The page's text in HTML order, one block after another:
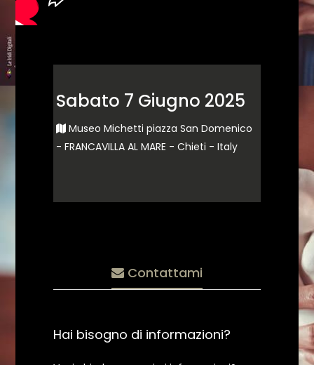
Sabato 7 Giugno 2025
Museo Michetti piazza San Domenico
- FRANCAVILLA AL MARE - Chieti - Italy
Contattami
Hai bisogno di informazioni?